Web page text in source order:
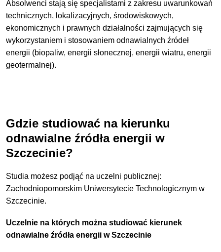
Absolwenci stają się specjalistami z zakresu uwarunkowań
technicznych, lokalizacyjnych, środowiskowych,
ekonomicznych i prawnych działalności zajmujących się
wykorzystaniem i stosowaniem odnawialnych źródeł
energii (biopaliw, energii słonecznej, energii wiatru, energii
geotermalnej).
Gdzie studiować na kierunku
odnawialne źródła energii w
Szczecinie?
Studia możesz podjąć na uczelni publicznej:
Zachodniopomorskim Uniwersytecie Technologicznym w
Szczecinie.
Uczelnie na których można studiować kierunek
odnawialne źródła energii w Szczecinie